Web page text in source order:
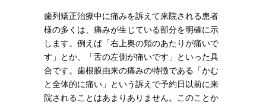
歯列矯正治療中に痛みを訴えて来院される患者
様の多くは、痛みが生じている部分を明確に示
します。例えば「右上奥の頬のあたりが痛いで
す」とか、「舌の左側が痛いです」といった具
合です。歯根膜由来の痛みの特徴である「かむ
と全体的に痛い」という訴えで予約日以前に来
院されることはあまりありません。このことか